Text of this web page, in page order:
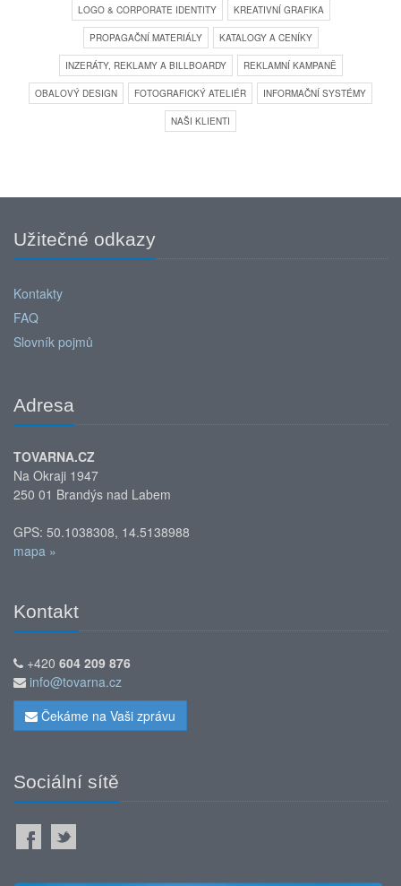
LOGO & CORPORATE IDENTITY KREATIVNÍ GRAFIKA
PROPAGAČNÍ MATERIÁLY KATALOGY A CENÍKY
INZERÁTY, REKLAMY A BILLBOARDY REKLAMNÍ KAMPANĚ
OBALOVÝ DESIGN FOTOGRAFICKÝ ATELIÉR INFORMAČNÍ SYSTÉMY
NAŠI KLIENTI
Užitečné odkazy
Kontakty
FAQ
Slovník pojmů
Adresa
TOVARNA.CZ
Na Okraji 1947
250 01 Brandýs nad Labem
GPS: 50.1038308, 14.5138988
mapa »
Kontakt
+420 604 209 876
info@tovarna.cz
Čekáme na Vaši zprávu
Sociální sítě